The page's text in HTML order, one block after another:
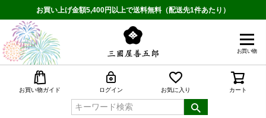
お買い上げ金額5,400円以上で送料無料（配送先1件あたり）
お買い物
お買い物ガイド ログイン お気に入り カート